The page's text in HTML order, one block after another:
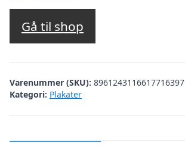
Gå til shop
Varenummer (SKU): 8961243116617716397
Kategori: Plakater